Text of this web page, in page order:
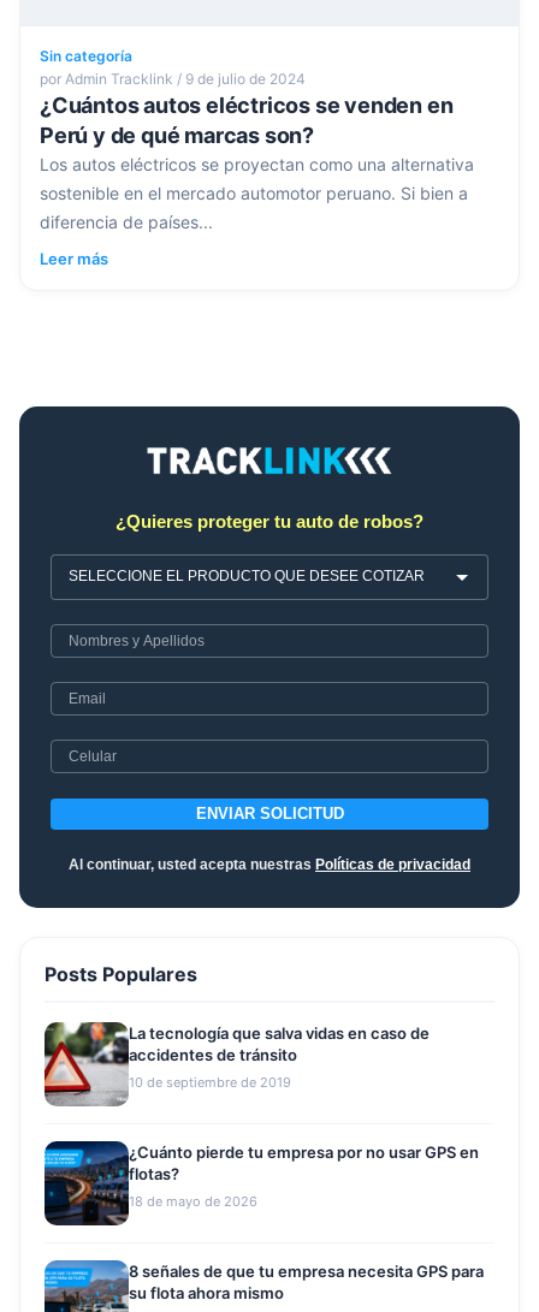
Sin categoría
por Admin Tracklink / 9 de julio de 2024
¿Cuántos autos eléctricos se venden en
Perú y de qué marcas son?
Los autos eléctricos se proyectan como una alternativa
sostenible en el mercado automotor peruano. Si bien a
diferencia de países...
Leer más
¿Quieres proteger tu auto de robos?
ENVIAR SOLICITUD
Al continuar, usted acepta nuestras Políticas de privacidad
Posts Populares
La tecnología que salva vidas en caso de
accidentes de tránsito
10 de septiembre de 2019
¿Cuánto pierde tu empresa por no usar GPS en
flotas?
18 de mayo de 2026
8 señales de que tu empresa necesita GPS para
su flota ahora mismo